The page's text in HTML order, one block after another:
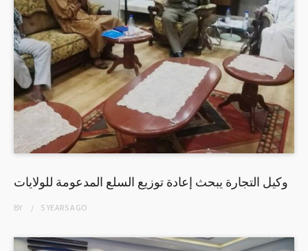
وكيل التجارة يبحث إعادة توزيع السلع المدعومة للولايات
BY 5 YEARSAGO